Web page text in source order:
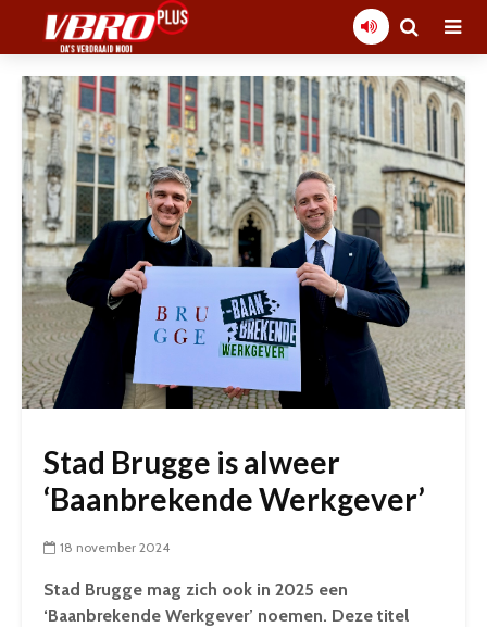
Stad Brugge is alweer
‘Baanbrekende Werkgever’
18 november 2024
Stad Brugge mag zich ook in 2025 een
‘Baanbrekende Werkgever’ noemen. Deze titel